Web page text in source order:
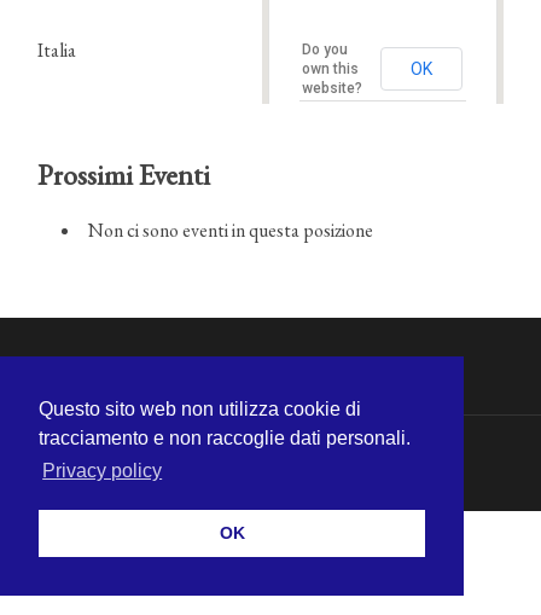
Do you
own this
website?
OK
Italia
Prossimi Eventi
Non ci sono eventi in questa posizione
© 2026
Questo sito web non utilizza cookie di
tracciamento e non raccoglie dati personali.
Privacy policy
OK